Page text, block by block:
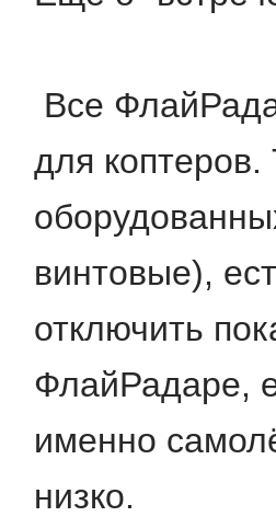
Все
для
винтовые),
отключить
ФлайРадаре,
именно
низко.